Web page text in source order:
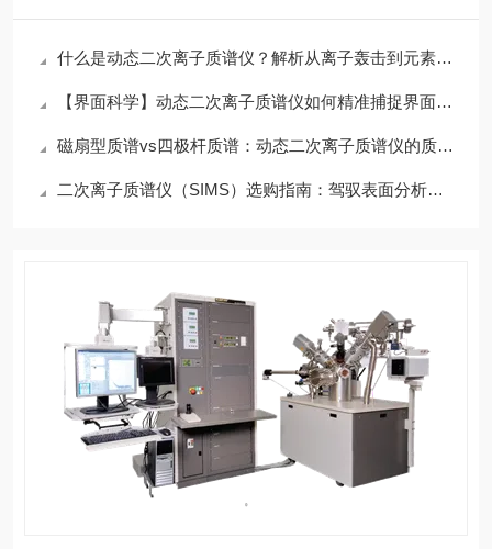
什么是动态二次离子质谱仪？解析从离子轰击到元素图谱
【界面科学】动态二次离子质谱仪如何精准捕捉界面处的元素扩散与偏析现象？
磁扇型质谱vs四极杆质谱：动态二次离子质谱仪的质量分析器该如何选择？
二次离子质谱仪（SIMS）选购指南：驾驭表面分析的理想探针